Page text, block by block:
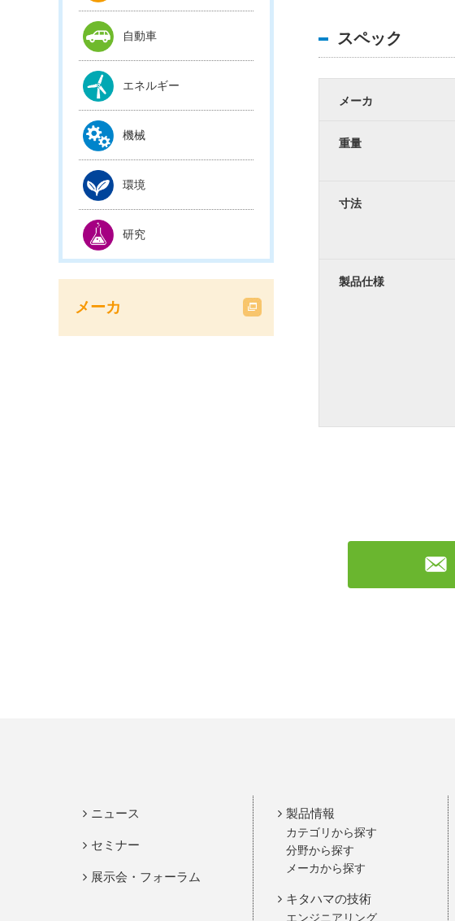
自動車
エネルギー
機械
環境
研究
メーカ
スペック
メーカ
重量
寸法
製品仕様
ニュース
セミナー
展示会・フォーラム
製品情報
カテゴリから探す
分野から探す
メーカから探す
キタハマの技術
エンジニアリング